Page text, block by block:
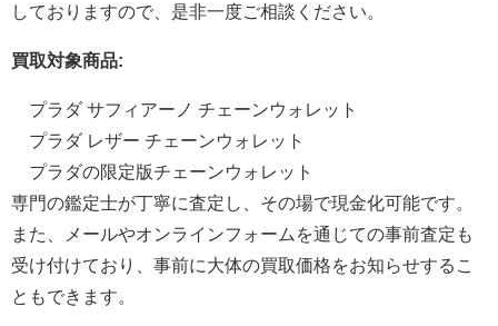
しておりますので、是非一度ご相談ください。
買取対象商品:
プラダ サフィアーノ チェーンウォレット
プラダ レザー チェーンウォレット
プラダの限定版チェーンウォレット
専門の鑑定士が丁寧に査定し、その場で現金化可能です。
また、メールやオンラインフォームを通じての事前査定も
受け付けており、事前に大体の買取価格をお知らせするこ
ともできます。